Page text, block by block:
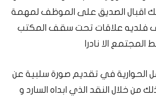
اقبال الصديق على الموظف لمهمة
فلديه علاقات تحت سقف المكتب
المجتمع الا نادرا
الحوارية في تقديم صورة سلبية عن
من خلال النقد الذي ابداه السارد و